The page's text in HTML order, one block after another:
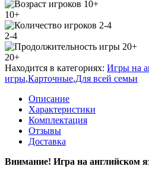
10+
2-4
20+
Находится в категориях: Игры на
игры,Карточные,Для всей семьи
Описание
Характеристики
Комплектация
Отзывы
Доставка
Внимание! Игра на английском